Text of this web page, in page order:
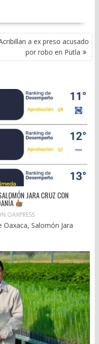
a ex preso acusado
por robo en Putla
JARA CRUZ CON
OAXPRESS
Salomón Jara